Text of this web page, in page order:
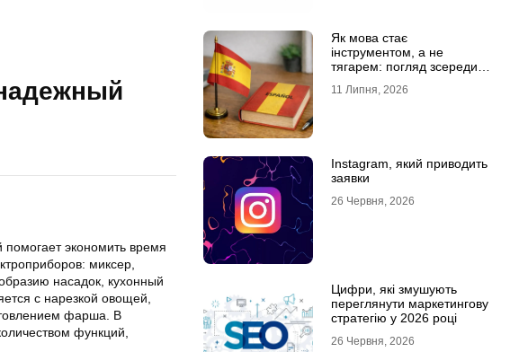
экономить время
миксер,
насадок, кухонный
с нарезкой овощей,
фарша. В
функций,
Як мова стає
інструментом, а не
тягарем: погляд зсередини
11 Липня, 2026
Instagram, який приводить
заявки
26 Червня, 2026
Цифри, які змушують
переглянути маркетингову
стратегію у 2026 році
26 Червня, 2026